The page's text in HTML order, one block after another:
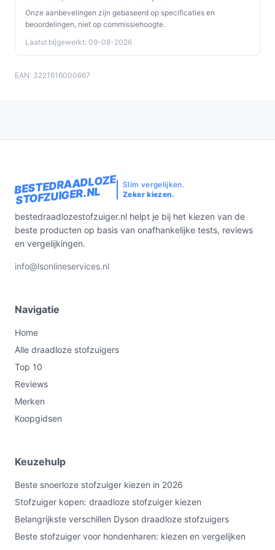
Wat zijn de belangrijkste verschillen met een
traditionele stofzuiger?
Voornamelijk mobiliteit en gebruiksgemak: draadloos
versus hogere, constante zuigkracht en langere
De Rowenta X-Force Flex 8.60 RH9639 is een
uitgebalanceerde keuze voor wie snel, flexibel en
hygiënisch wil schoonmaken. Met circa 35 minuten
runtime, een buigbare steel en HEPA-filtering
combineert hij comfort met voldoende prestaties voor
dagelijks gebruik.
past bij jouw behoeften!
Onze aanbevelingen zijn gebaseerd op specificaties en
beoordelingen, niet op commissiehoogte.
Laatst bijgewerkt: 09-08-2026
EAN: 3221616000667
BESTEDRAADLOZE
STOFZUIGER.NL
Slim vergelijken.
Zeker kiezen.
bestedraadlozestofzuiger.nl helpt je bij het kiezen van de
beste producten op basis van onafhankelijke tests, reviews
en vergelijkingen.
info@lsonlineservices.nl
Navigatie
Home
Alle draadloze stofzuigers
Top 10
Reviews
Merken
Koopgidsen
Keuzehulp
Beste snoerloze stofzuiger kiezen in 2026
Stofzuiger kopen: draadloze stofzuiger kiezen
Belangrijkste verschillen Dyson draadloze stofzuigers
Beste stofzuiger voor hondenharen: kiezen en vergelijken